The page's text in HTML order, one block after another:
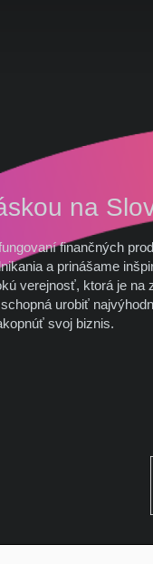
na
finančných
a prinášame
verejnosť, ktorá je na
urobiť
svoj biznis.